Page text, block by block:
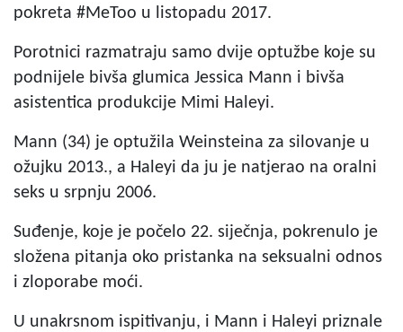
pokreta #MeToo u listopadu 2017.
Porotnici razmatraju samo dvije optužbe koje su
podnijele bivša glumica Jessica Mann i bivša
asistentica produkcije Mimi Haleyi.
Mann (34) je optužila Weinsteina za silovanje u
ožujku 2013., a Haleyi da ju je natjerao na oralni
seks u srpnju 2006.
Suđenje, koje je počelo 22. siječnja, pokrenulo je
složena pitanja oko pristanka na seksualni odnos
i zloporabe moći.
U unakrsnom ispitivanju, i Mann i Haleyi priznale